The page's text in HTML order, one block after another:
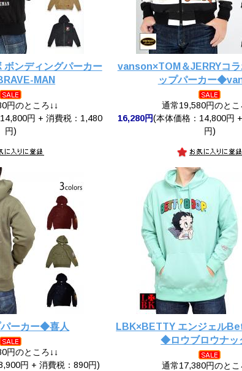
ボンディングパーカー
MAN
円のところ↓↓
円 + 消費税：1,480
円)
vanson×TOM＆JERRYコ
ップパーカー
通常19,580円のとこ
16,280円(本体価格：14,800円
円)
ーカー◆喜人
円のところ↓↓
円 + 消費税：890円)
LBK×BETTY エンジェル
◆ロウブロウナッ
通常17,380円のとこ